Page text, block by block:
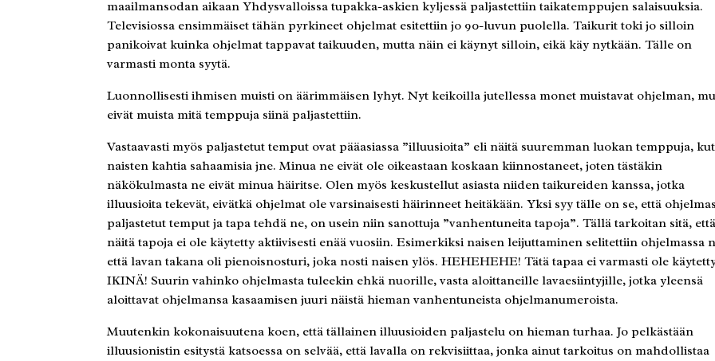
maailmansodan aikaan Yhdysvalloissa tupakka-askien kyljessä paljastettiin taikatemppujen salaisuuksia.
Televisiossa ensimmäiset tähän pyrkineet ohjelmat esitettiin jo 90-luvun puolella. Taikurit toki jo silloin
panikoivat kuinka ohjelmat tappavat taikuuden, mutta näin ei käynyt silloin, eikä käy nytkään. Tälle on
varmasti monta syytä.
Luonnollisesti ihmisen muisti on äärimmäisen lyhyt. Nyt keikoilla jutellessa monet muistavat ohjelman,
eivät muista mitä temppuja siinä paljastettiin.
Vastaavasti myös paljastetut temput ovat pääasiassa ”illuusioita” eli näitä suuremman luokan temppuja,
naisten kahtia sahaamisia jne. Minua ne eivät ole oikeastaan koskaan kiinnostaneet, joten tästäkin
näkökulmasta ne eivät minua häiritse. Olen myös keskustellut asiasta niiden taikureiden kanssa, jotka
illuusioita tekevät, eivätkä ohjelmat ole varsinaisesti häirinneet heitäkään. Yksi syy tälle on se, että
paljastetut temput ja tapa tehdä ne, on usein niin sanottuja ”vanhentuneita tapoja”. Tällä tarkoitan sitä,
näitä tapoja ei ole käytetty aktiivisesti enää vuosiin. Esimerkiksi naisen leijuttaminen selitettiin ohjelmassa
että lavan takana oli pienoisnosturi, joka nosti naisen ylös. HEHEHEHE! Tätä tapaa ei varmasti ole
IKINÄ! Suurin vahinko ohjelmasta tuleekin ehkä nuorille, vasta aloittaneille lavaesiintyjille, jotka yleensä
aloittavat ohjelmansa kasaamisen juuri näistä hieman vanhentuneista ohjelmanumeroista.
Muutenkin kokonaisuutena koen, että tällainen illuusioiden paljastelu on hieman turhaa. Jo pelkästään
illuusionistin esitystä katsoessa on selvää, että lavalla on rekvisiittaa, jonka ainut tarkoitus on mahdollistaa